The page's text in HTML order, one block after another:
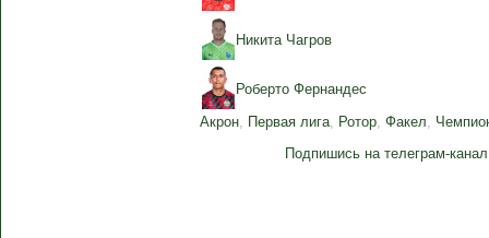
Никита Чагров
Роберто Фернандес
Акрон, Первая лига, Ротор,Факел,
Подпишись на телеграм-